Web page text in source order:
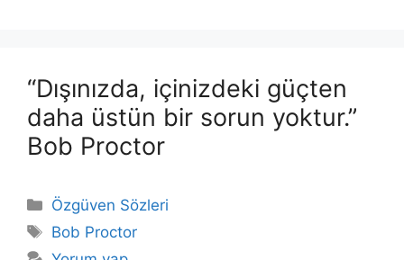
“Dışınızda, içinizdeki güçten
daha üstün bir sorun yoktur.”
Bob Proctor
Kategoriler
Özgüven Sözleri
Etiketler
Bob Proctor